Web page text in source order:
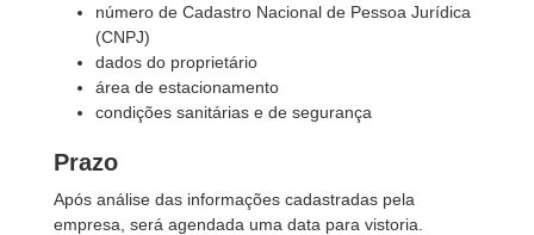
número de Cadastro Nacional de Pessoa Jurídica
(CNPJ)
dados do proprietário
área de estacionamento
condições sanitárias e de segurança
Prazo
Após análise das informações cadastradas pela
empresa, será agendada uma data para vistoria.